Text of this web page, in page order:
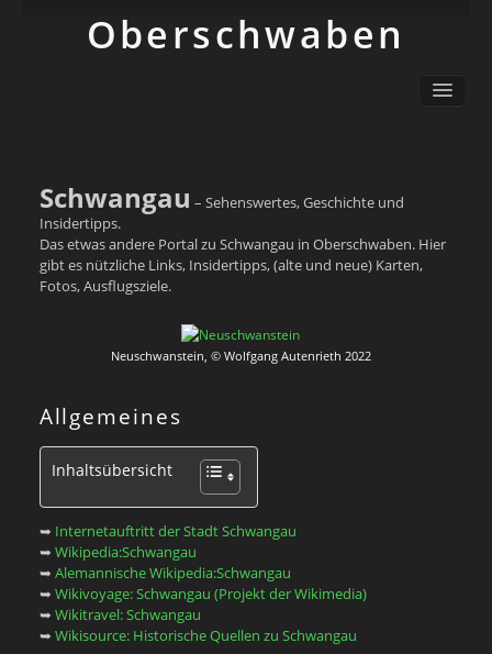
Ober­schwaben
Schwäbisch
Info
Schwangau – Sehenswertes, Geschichte und
Insidertipps.
Das etwas andere Portal zu Schwangau in Oberschwaben. Hier
gibt es nützliche Links, Insidertipps, (alte und neue) Karten,
Fotos, Ausflugsziele.
Neuschwanstein, © Wolfgang Autenrieth 2022
Allgemeines
Inhaltsübersicht
➥ Internetauftritt der Stadt Schwangau
➥ Wikipedia:Schwangau
➥ Alemannische Wikipedia:Schwangau
➥ Wikivoyage: Schwangau (Projekt der Wikimedia)
➥ Wikitravel: Schwangau
➥ Wikisource: Historische Quellen zu Schwangau